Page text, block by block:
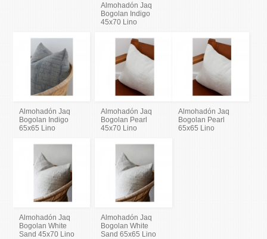
Almohadón Jaq
Bogolan Indigo
45x70 Lino
Almohadón Jaq
Bogolan Indigo
65x65 Lino
Almohadón Jaq
Bogolan Pearl
45x70 Lino
Almohadón Jaq
Bogolan Pearl
65x65 Lino
Almohadón Jaq
Bogolan White
Sand 45x70 Lino
Almohadón Jaq
Bogolan White
Sand 65x65 Lino